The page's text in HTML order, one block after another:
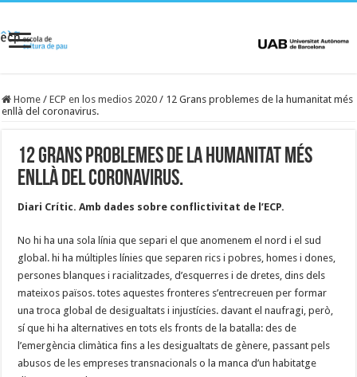
Home / ECP en los medios 2020 / 12 Grans problemes de la humanitat més
enllà del coronavirus.
12 Grans problemes de la humanitat més
enllà del coronavirus.
Diari Crític. Amb dades sobre conflictivitat de l’ECP.
No hi ha una sola línia que separi el que anomenem el nord i el sud
global. hi ha múltiples línies que separen rics i pobres, homes i dones,
persones blanques i racialitzades, d’esquerres i de dretes, dins dels
mateixos països. totes aquestes fronteres s’entrecreuen per formar
una troca global de desigualtats i injustícies. davant el naufragi, però,
sí que hi ha alternatives en tots els fronts de la batalla: des de
l’emergència climàtica fins a les desigualtats de gènere, passant pels
abusos de les empreses transnacionals o la manca d’un habitatge